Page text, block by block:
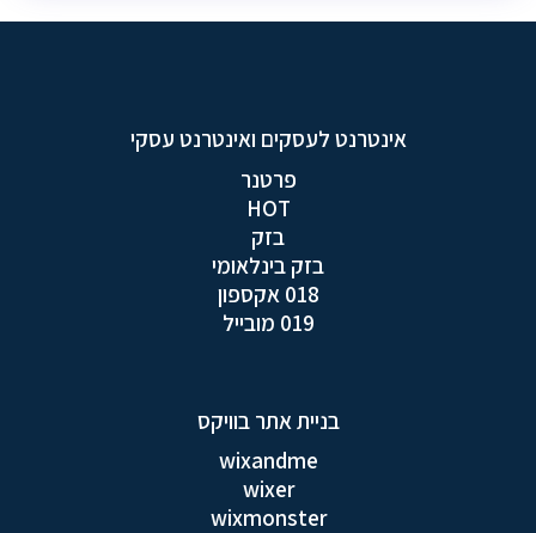
אינטרנט לעסקים ואינטרנט עסקי
פרטנר
HOT
בזק
בזק בינלאומי
018 אקספון
019 מובייל
בניית אתר בוויקס
wixandme
wixer
wixmonster